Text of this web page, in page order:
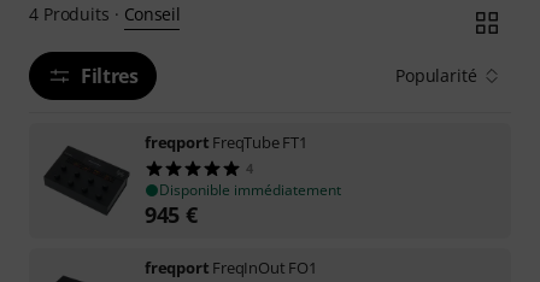
4 Produits · Conseil
Filtres Popularité
freqport FreqTube FT1
4
Disponible immédiatement
945 €
freqport FreqInOut FO1